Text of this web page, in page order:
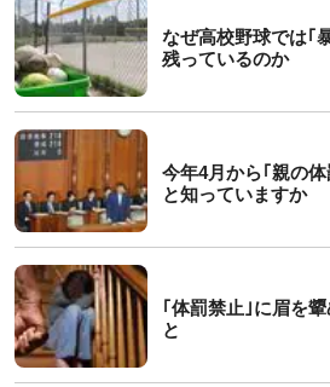
なぜ高校野球では｢
残っているのか
今年4月から｢親の
と知っていますか
｢体罰禁止｣に眉を
と